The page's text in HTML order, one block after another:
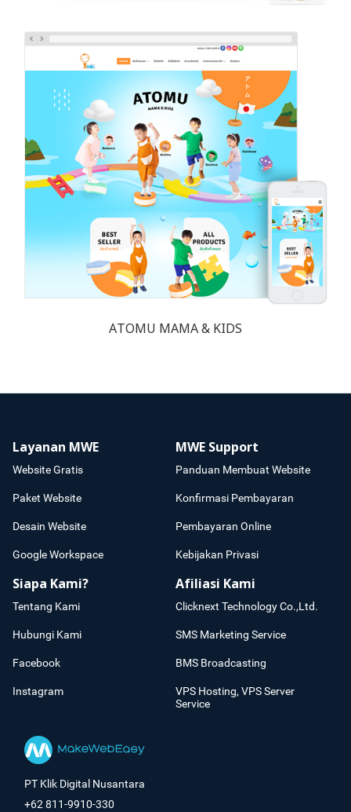
ATOMU MAMA & KIDS
Layanan MWE
Website Gratis
Paket Website
Desain Website
Google Workspace
MWE Support
Panduan Membuat Website
Konfirmasi Pembayaran
Pembayaran Online
Kebijakan Privasi
Siapa Kami?
Tentang Kami
Hubungi Kami
Facebook
Instagram
Afiliasi Kami
Clicknext Technology Co.,Ltd.
SMS Marketing Service
BMS Broadcasting
VPS Hosting, VPS Server
Service
PT Klik Digital Nusantara
+62 811-9910-330